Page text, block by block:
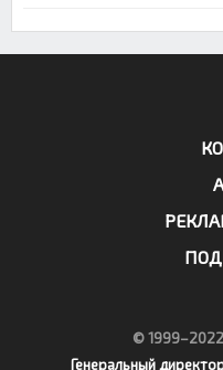
© 1999–2022
Генеральный